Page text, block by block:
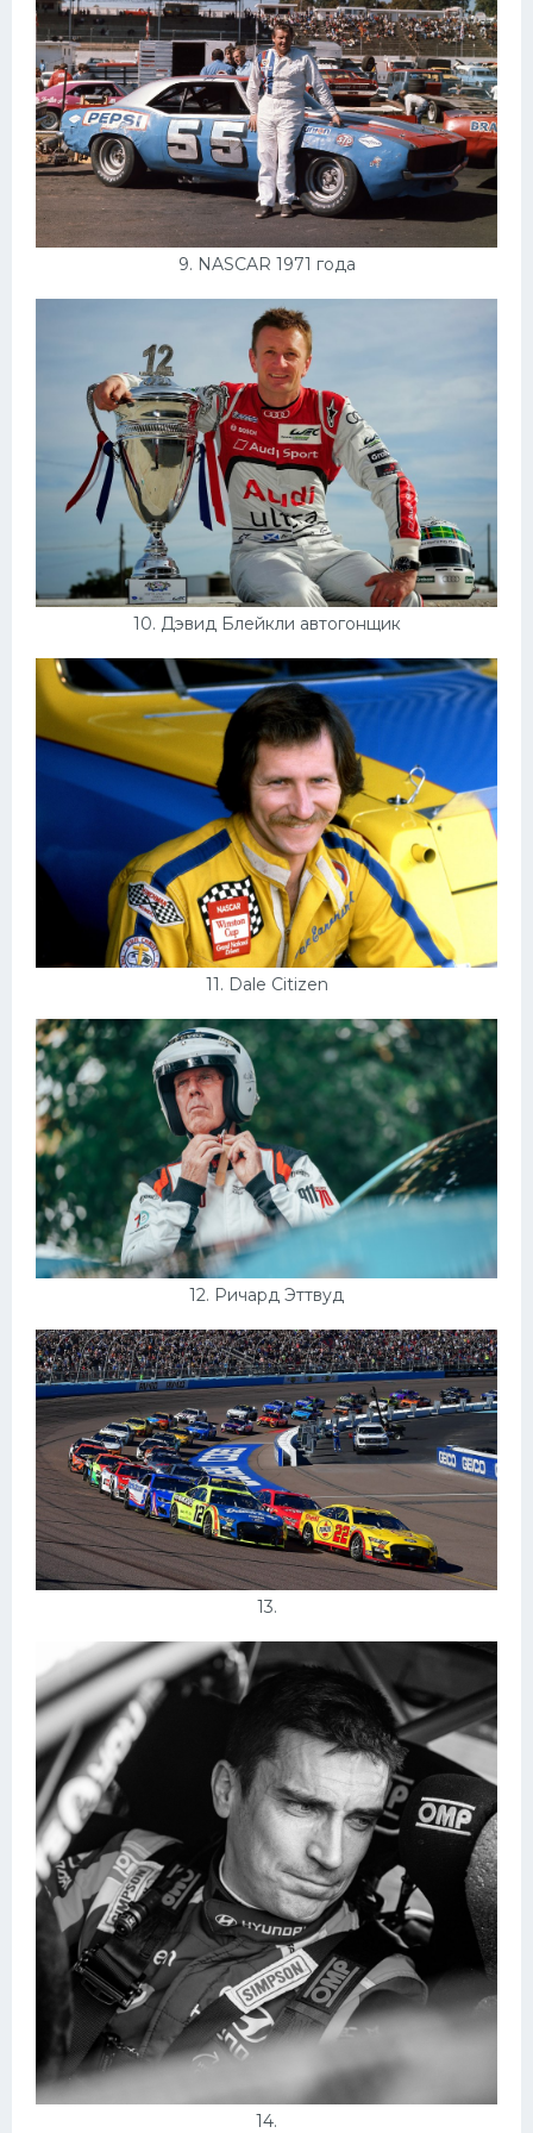
9. NASCAR 1971 года
10. Дэвид Блейкли автогонщик
11. Dale Citizen
12. Ричард Эттвуд
13.
14.